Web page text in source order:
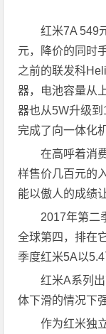
红米7A 549
元，降价的同时
之前的联发科
器，电池容量从
器也从5W升级
完成了向一体化
在高呼着消
样售价几百元的
能以傲人的成绩
2017年第二
全球第四，排在
季度红米5A以
红米A系列
体下滑的情况下
作为红米独